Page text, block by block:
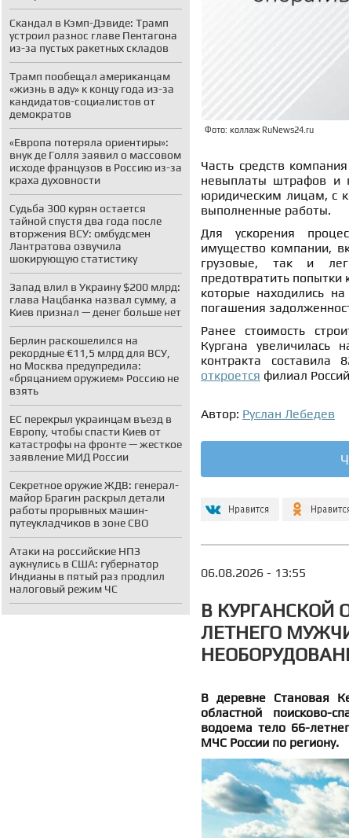
Скандал в Кэмп-Дэвиде: Трамп
устроил разнос главе Пентагона
из-за пустых ракетных складов
Трамп пообещал американцам
«жизнь в аду» к концу года из-за
кандидатов-социалистов от
демократов
«Европа потеряла ориентиры»:
внук де Голля заявил о массовом
исходе французов в Россию из-за
краха духовности
Судьба 300 курян остается
тайной спустя два года после
вторжения ВСУ: омбудсмен
Лантратова озвучила
шокирующую статистику
Запад влил в Украину $200 млрд:
глава Нацбанка назвал сумму, а
Киев признал — денег больше нет
Берлин раскошелился на
рекордные €11,5 млрд для ВСУ,
но Москва предупредила:
«бряцанием оружием» Россию не
взять
ЕС перекрыл украинцам въезд в
Европу, чтобы спасти Киев от
катастрофы на фронте — жесткое
заявление МИД России
Секретное оружие ЖДВ: генерал-
майор Брагин раскрыл детали
работы прорывных машин-
путеукладчиков в зоне СВО
Атаки на российские НПЗ
аукнулись в США: губернатор
Индианы в пятый раз продлил
налоговый режим ЧС
Фото: коллаж RuNews24.ru
Часть средств
невыплаты штрафов и
юридическим лицам, с
выполненные работы.
Для ускорения
имущество компании,
грузовые, так и
предотвратить попытки
которые находились
погашения
Ранее стоимость
Кургана
контракта
откроется филиал
Автор: Руслан Лебедев
06.08.2026 - 13:55
В КУРГАНСКОЙ
ЛЕТНЕГО
В деревне Становая
областной поисково-
водоема тело 66-
МЧС России по региону.